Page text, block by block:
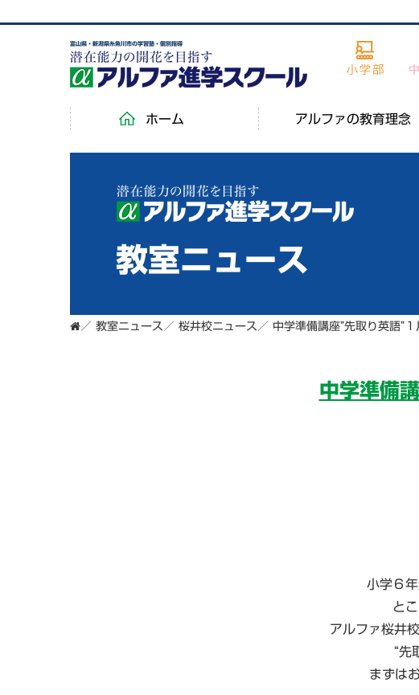
富山県・新潟県糸魚川市の学習塾・個別指導
ホーム アルファの教育理念
教室ニュース
／ 教室ニュース ／ 桜井校ニュース ／ 中学準備講座”先取り英語”１
中学準備
小学６
と
アルファ桜井
“先
まずは